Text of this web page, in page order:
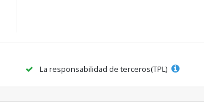
La responsabilidad de terceros(TPL)